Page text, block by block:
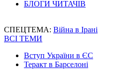
БЛОГИ ЧИТАЧІВ
СПЕЦТЕМА: Війна в Ірані
ВСІ ТЕМИ
Вступ України в ЄС
Теракт в Барселоні